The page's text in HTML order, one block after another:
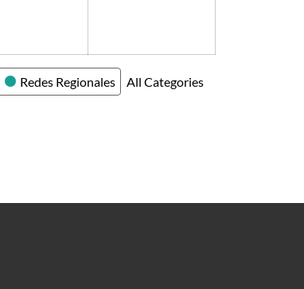
Redes Regionales
All Categories